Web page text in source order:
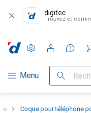
digitec
Trouvez et
Navigation par catégorie
Menu Recherche
Paramètres
Compte client
Listes de
Listes d'envies
Panier
Coque pour téléphone